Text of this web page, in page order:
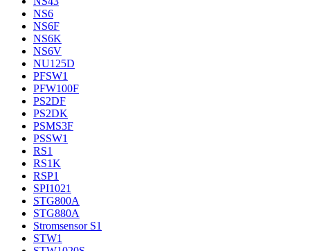
NS6
NS6F
NS6K
NS6V
NU125D
PFSW1
PFW100F
PS2DF
PS2DK
PSMS3F
PSSW1
RS1
RS1K
RSP1
SPI1021
STG800A
STG880A
Stromsensor S1
STW1